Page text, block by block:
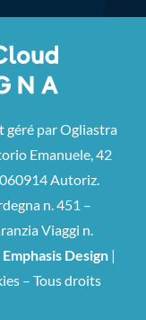
géré par Ogliastra
Emanuele, 42
Autoriz.
n. 451 –
Viaggi n.
Emphasis Design|
– Tous droits